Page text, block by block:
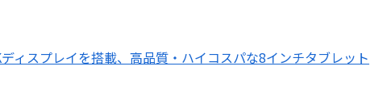
ィスプレイを搭載、高品質・ハイコスパな8インチタブレット